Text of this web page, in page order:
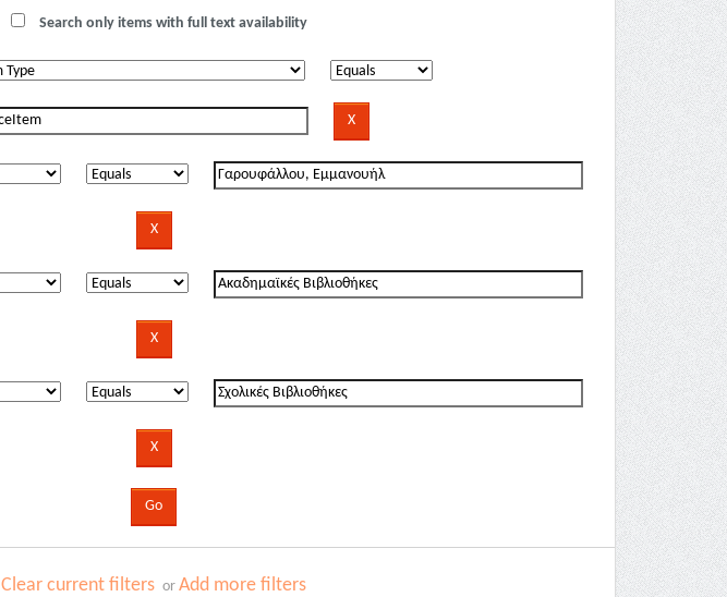
Search only items with full text availability
Clear current filters orAdd more filters